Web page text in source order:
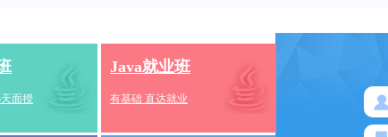
面授
Java就业班
有基础 直达就业